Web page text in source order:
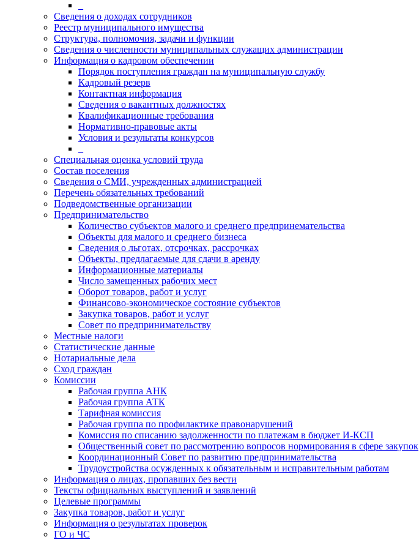
Сведения о доходах сотрудников
Реестр муниципального имущества
Структура, полномочия, задачи и функции
Сведения о численности муниципальных служащих администрации
Информация о кадровом обеспечении
Порядок поступления граждан на муниципальную службу
Кадровый резерв
Контактная информация
Сведения о вакантных должностях
Квалификационные требования
Нормативно-правовые акты
Условия и результаты конкурсов
Специальная оценка условий труда
Состав поселения
Сведения о СМИ, учрежденных администрацией
Перечень обязательных требований
Подведомственные организации
Предпринимательство
Количество субъектов малого и среднего предпринемательства
Объекты для малого и среднего бизнеса
Сведения о льготах, отсрочках, рассрочках
Объекты, предлагаемые для сдачи в аренду
Информационные материалы
Число замещенных рабочих мест
Оборот товаров, работ и услуг
Финансово-экономическое состояние субъектов
Закупка товаров, работ и услуг
Совет по предпринимательству
Местные налоги
Статистические данные
Нотариальные дела
Сход граждан
Комиссии
Рабочая группа АНК
Рабочая группа АТК
Тарифная комиссия
Рабочая группа по профилактике правонарушений
Комиссия по списанию задолженности по платежам в бюджет И-КСП
Общественный совет по рассмотрению вопросов нормирования в сфере закупок
Координационный Совет по развитию предпринимательства
Трудоустройства осужденных к обязательным и исправительным работам
Информация о лицах, пропавших без вести
Тексты официальных выступлений и заявлений
Целевые программы
Закупка товаров, работ и услуг
Информация о результатах проверок
ГО и ЧС